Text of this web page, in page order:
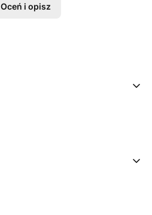
Oceń i opisz